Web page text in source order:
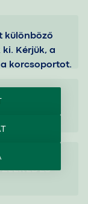
különböző
Kérjük, a
korcsoportot.